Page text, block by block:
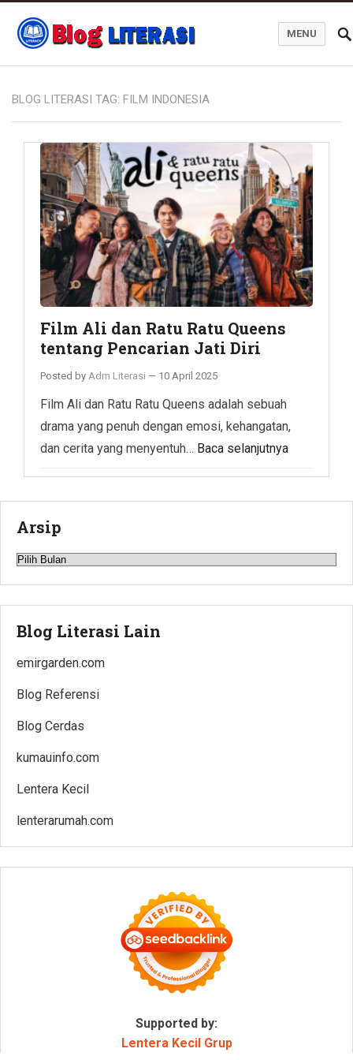
MENU
BLOG LITERASI TAG: FILM INDONESIA
Film Ali dan Ratu Ratu Queens
tentang Pencarian Jati Diri
Posted by Adm Literasi — 10 April 2025
Film Ali dan Ratu Ratu Queens adalah sebuah
drama yang penuh dengan emosi, kehangatan,
dan cerita yang menyentuh… Baca selanjutnya
Arsip
Arsip
Blog Literasi Lain
emirgarden.com
Blog Referensi
Blog Cerdas
kumauinfo.com
Lentera Kecil
lenterarumah.com
Supported by:
Lentera Kecil Grup